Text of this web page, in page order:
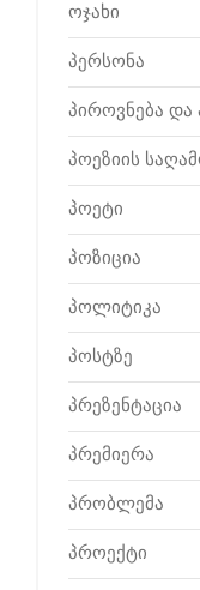
ოჯახი
პერსონა
პიროვნება და
პოეზიის
პოეტი
პოზიცია
პოლიტიკა
პოსტზე
პრეზენტაცია
პრემიერა
პრობლემა
პროექტი